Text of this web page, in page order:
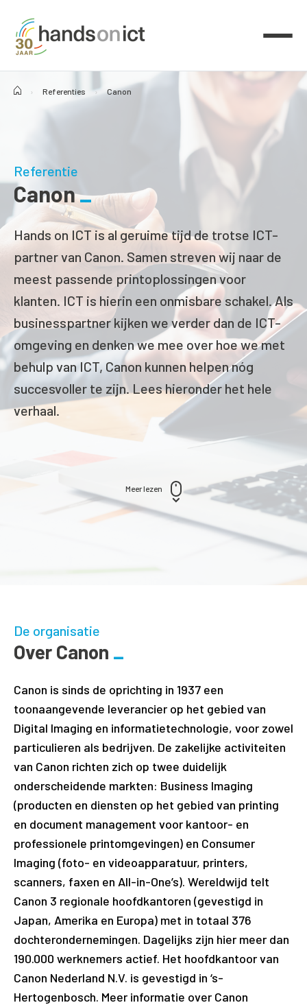
› Referenties › Canon
Referentie
Canon
Hands on ICT is al geruime tijd de trotse ICT-
partner van Canon. Samen streven wij naar de
meest passende printoplossingen voor
klanten. ICT is hierin een onmisbare schakel. Als
businesspartner kijken we verder dan de ICT-
omgeving en denken we mee over hoe we met
behulp van ICT, Canon kunnen helpen nóg
succesvoller te zijn. Lees hieronder het hele
verhaal.
Meer lezen
De organisatie
Over Canon
Canon is sinds de oprichting in 1937 een
toonaangevende leverancier op het gebied van
Digital Imaging en informatietechnologie, voor zowel
particulieren als bedrijven. De zakelijke activiteiten
van Canon richten zich op twee duidelijk
onderscheidende markten: Business Imaging
(producten en diensten op het gebied van printing
en document management voor kantoor- en
professionele printomgevingen) en Consumer
Imaging (foto- en videoapparatuur, printers,
scanners, faxen en All-in-One’s). Wereldwijd telt
Canon 3 regionale hoofdkantoren (gevestigd in
Japan, Amerika en Europa) met in totaal 376
dochterondernemingen. Dagelijks zijn hier meer dan
190.000 werknemers actief. Het hoofdkantoor van
Canon Nederland N.V. is gevestigd in ‘s-
Hertogenbosch. Meer informatie over Canon